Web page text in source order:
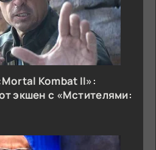
Kombat II»:
экшен с «Мстителями: